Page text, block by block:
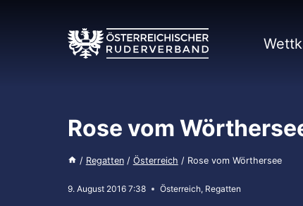
Rose vom
/ Regatten / Österreich / Rose vom Wörthersee
9. August 2016 7:38 Österreich, Regatten